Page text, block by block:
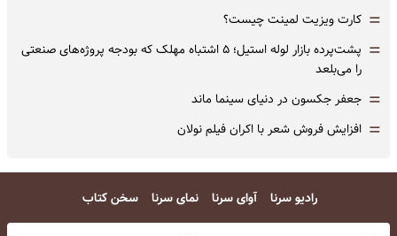
= کارت ویزیت لمینت چیست؟
=
پشت‌پرده بازار لوله استیل؛ ۵ اشتباه مهلک که بودجه پروژه‌های صنعتی
را می‌بلعد
= جعفر جکسون در دنیای سینما ماند
= افزایش فروش شعر با اکران فیلم نولان
رادیو سرنا آوای سرنا نمای سرنا سخن کتاب